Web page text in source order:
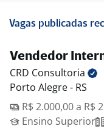
Vagas publicadas
Vendedor
CRD Consultoria
Porto Alegre - RS
R$ 2.000,00 a R$
Ensino Superior